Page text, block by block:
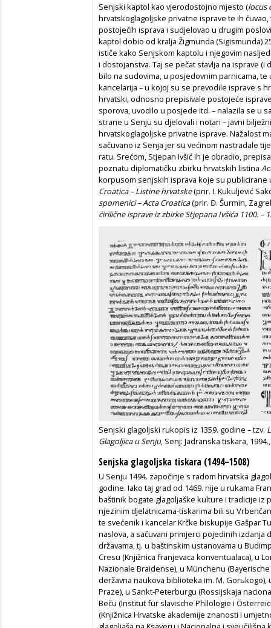
Senjski kaptol kao vjerodostojno mjesto (locus
hrvatskoglagoljske privatne isprave te ih
postojećih isprava i sudjelovao u drugim
kaptol dobio od kralja Žigmunda (Sigismunda)
ističe kako Senjskom kaptolu i njegovim
i dostojanstva. Taj se pečat stavlja na isprave
bilo na sudovima, u posjedovnim parnicama,
kancelarija – u kojoj su se prevodile isprave s
hrvatski, odnosno prepisivale postojeće
sporova, uvodilo u posjede itd. – nalazila se u
strane u Senju su djelovali i notari – javni
hrvatskoglagoljske privatne isprave. Nažalost
sačuvano iz Senja jer su većinom nastradale
ratu. Srećom, Stjepan Ivšić ih je obradio,
poznatu diplomatičku zbirku hrvatskih listina
korpusom senjskih isprava koje su
Croatica – Listine hrvatske(prir. I. Kukuljević
spomenici – Acta Croatica(prir. Đ. Šurmin,
ćirilične isprave iz zbirke Stjepana Ivšića 1100. –
Senjski glagoljski rukopis iz 1359. godine – tzv.
Glagoljica u Senju, Senj: Jadranska tiskara,
Senjska glagoljska tiskara (1494–1508)
U Senju 1494. započinje s radom hrvatska
godine. Iako taj grad od 1469. nije u rukama
baštinik bogate glagoljaške kulture i tradicije
njezinim djelatnicama-tiskarima bili su
te svećenik i kancelar Krčke biskupije Gašpar
naslova, a sačuvani primjerci pojedinih izdanja
državama, tj. u baštinskim ustanovama u
Cresu (Knjižnica franjevaca konventualaca), u
Nazionale Braidense), u Münchenu
deržavna naukova biblioteka im. M.
Praze), u Sankt-Peterburgu (Rossijskaja
Beču (Institut für slavische Philologie i
(Knjižnica Hrvatske akademije znanosti i